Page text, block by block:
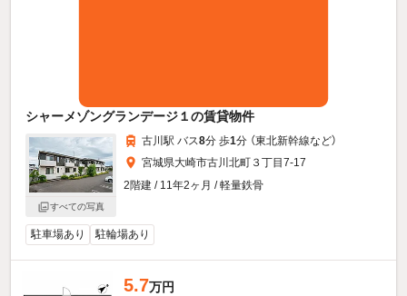
シャーメゾングランデージ１の賃貸物件
すべての写真
古川駅 バス8分 歩1分 （東北新幹線など）
宮城県大崎市古川北町３丁目7-17
2階建 / 11年2ヶ月 / 軽量鉄骨
駐車場あり 駐輪場あり
5.7万円